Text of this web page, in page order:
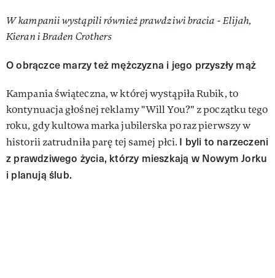
W kampanii wystąpili również prawdziwi bracia - Elijah,
Kieran i Braden Crothers
O obrączce marzy też mężczyzna i jego przyszły mąż
Kampania świąteczna, w której wystąpiła Rubik, to
kontynuacja głośnej reklamy "Will You?" z początku tego
roku, gdy kultowa marka jubilerska po raz pierwszy w
historii zatrudniła parę tej samej płci. I byli to narzeczeni
z prawdziwego życia, którzy mieszkają w Nowym Jorku
i planują ślub.